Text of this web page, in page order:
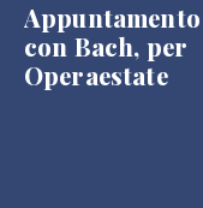
Appuntamento
con Bach, per
Operaestate